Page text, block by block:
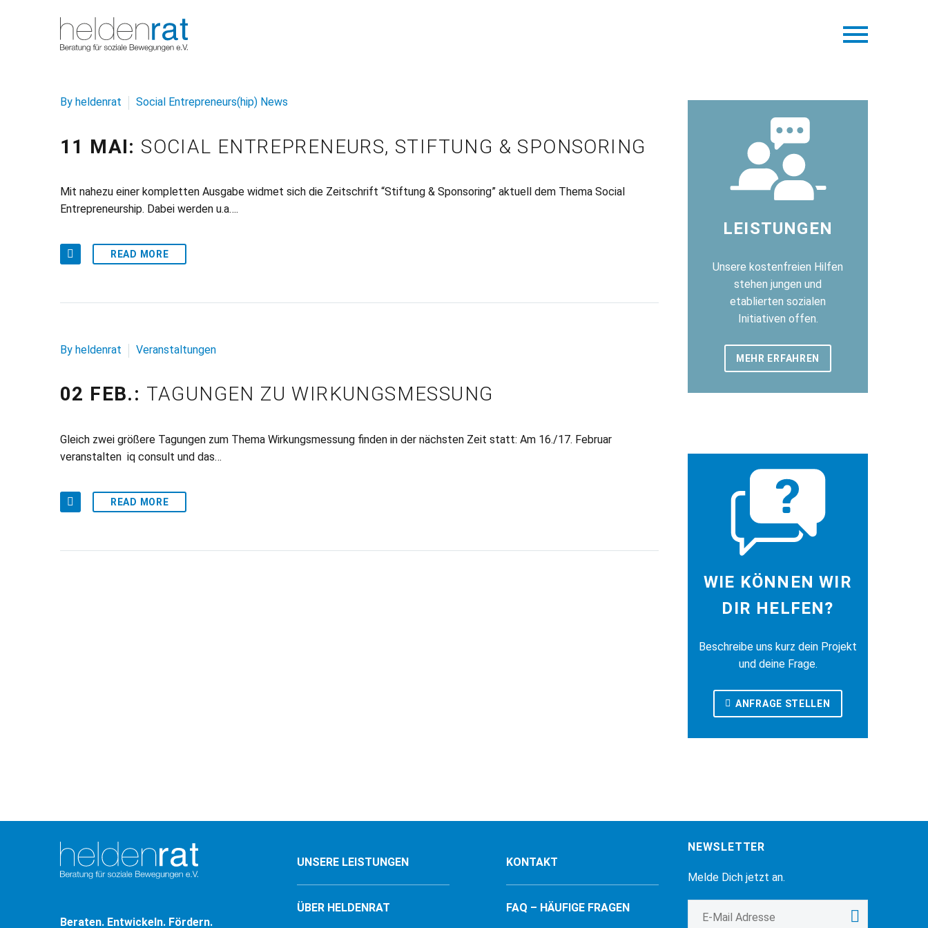
By heldenrat Social Entrepreneurs(hip) News
11 MAI: SOCIAL ENTREPRENEURS, STIFTUNG & SPONSORING
Mit nahezu einer kompletten Ausgabe widmet sich die Zeitschrift “Stiftung & Sponsoring” aktuell dem Thema Social
Entrepreneurship. Dabei werden u.a….
READ MORE
By heldenrat Veranstaltungen
02 FEB.: TAGUNGEN ZU WIRKUNGSMESSUNG
Gleich zwei größere Tagungen zum Thema Wirkungsmessung finden in der nächsten Zeit statt: Am 16./17. Februar
veranstalten iq consult und das…
READ MORE
LEISTUNGEN
Unsere kostenfreien Hilfen
stehen jungen und
etablierten sozialen
Initiativen offen.
MEHR ERFAHREN
WIE KÖNNEN WIR
DIR HELFEN?
Beschreibe uns kurz dein Projekt
und deine Frage.
ANFRAGE STELLEN
Beraten. Entwickeln. Fördern.
UNSERE LEISTUNGEN
ÜBER HELDENRAT
KONTAKT
FAQ – HÄUFIGE FRAGEN
NEWSLETTER
Melde Dich jetzt an.